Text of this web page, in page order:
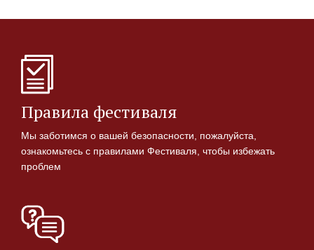
Правила фестиваля
Мы заботимся о вашей безопасности, пожалуйста,
ознакомьтесь с правилами Фестиваля, чтобы избежать
проблем